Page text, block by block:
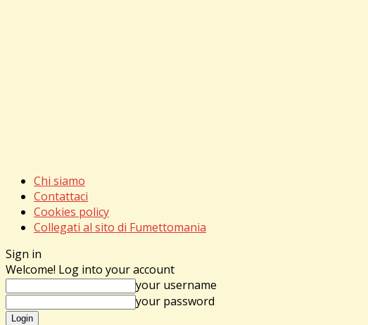
Chi siamo
Contattaci
Cookies policy
Collegati al sito di Fumettomania
Sign in
Welcome! Log into your account
your username
your password